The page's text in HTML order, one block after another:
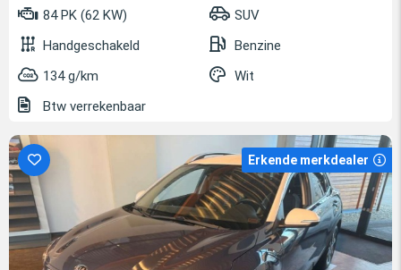
84 PK (62 KW)
SUV
Handgeschakeld
Benzine
134 g/km
Wit
Btw verrekenbaar
Erkende merkdealer